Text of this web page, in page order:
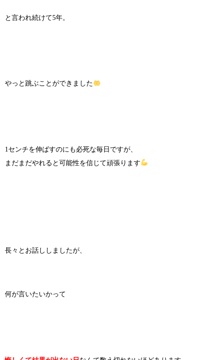
と言われ続けて5年。
やっと跳ぶことができました
1センチを伸ばすのにも必死な毎日ですが、
まだまだやれると可能性を信じて頑張ります
長々とお話ししましたが、
何が言いたいかって